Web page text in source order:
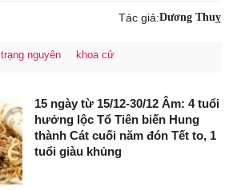
Tác giả:Dương Thuỵ
trạng nguyên khoa cử
15 ngày từ 15/12-30/12 Âm: 4 tuổi
hưởng lộc Tổ Tiên biến Hung
thành Cát cuối năm đón Tết to, 1
tuổi giàu khủng